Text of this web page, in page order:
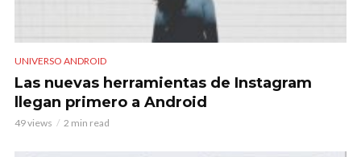
UNIVERSO ANDROID
Las nuevas herramientas de Instagram
llegan primero a Android
49 views 2 min read